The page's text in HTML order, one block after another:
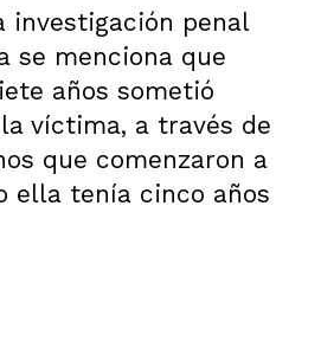
investigación penal
se menciona que
años sometió
víctima, a través de
que comenzaron a
ella tenía cinco años